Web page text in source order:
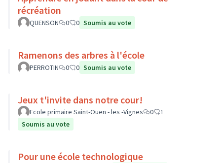
récréation
QUENSON 0 0 Soumis au vote
Ramenons des arbres à l'école
PERROTIN 0 0 Soumis au vote
Jeux t'invite dans notre cour!
Ecole primaire Saint-Ouen - les -Vignes 0
1
Soumis au vote
Pour une école technologique